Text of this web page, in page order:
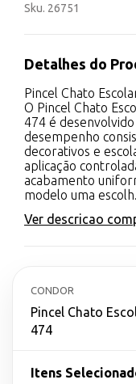
Sku. 26751
Detalhes do
Pincel Chato
O Pincel Chato
474 é
desempenho
decorativos e
aplicação
acabamento
modelo uma
Ver descricao
CONDOR
Pincel Chato
474
Itens